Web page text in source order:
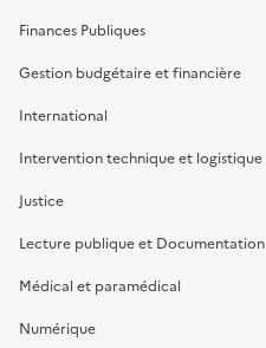
Finances Publiques
Gestion budgétaire et financière
International
Intervention technique et logistique
Justice
Lecture publique et Documentation
Médical et paramédical
Numérique